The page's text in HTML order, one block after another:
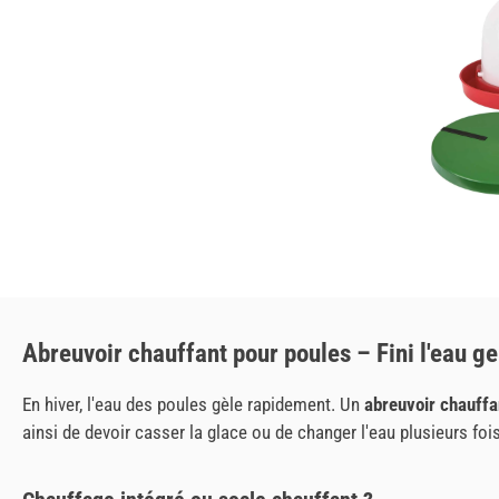
Abreuvoir chauffant pour poules – Fini l'eau
En hiver, l'eau des poules gèle rapidement. Un abreuvoir
ainsi de devoir casser la glace ou de changer l'eau plusieurs